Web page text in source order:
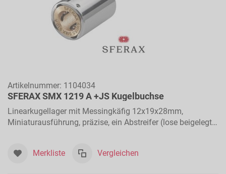
Artikelnummer: 1104034
SFERAX SMX 1219 A +JS Kugelbuchse
Linearkugellager mit Messingkäfig 12x19x28mm,
Miniaturausführung, präzise, ein Abstreifer (lose beigelegt),
Merkliste Vergleichen